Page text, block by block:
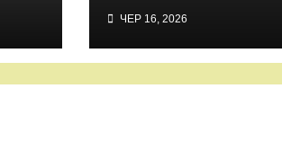
ЧЕР 16, 2026